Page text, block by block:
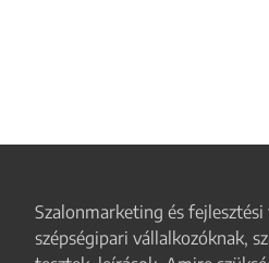
Szalonmarketing és fejlesztési
szépségipari vállalkozóknak,